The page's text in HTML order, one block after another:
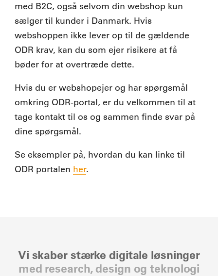
med B2C, også selvom din webshop kun
sælger til kunder i Danmark. Hvis
webshoppen ikke lever op til de gældende
ODR krav, kan du som ejer risikere at få
bøder for at overtræde dette.
Hvis du er webshopejer og har spørgsmål
omkring ODR-portal, er du velkommen til at
tage kontakt til os og sammen finde svar på
dine spørgsmål.
Se eksempler på, hvordan du kan linke til
ODR portalen her.
Vi skaber stærke digitale løsninger
med research, design og teknologi